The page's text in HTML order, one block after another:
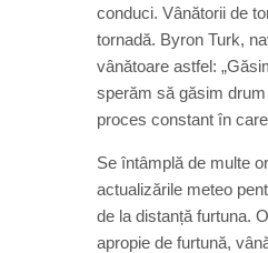
conduci. Vânătorii de
tornadă. Byron Turk,
vânătoare astfel:
sperăm să găsim
proces constant în
Se întâmplă de multe
actualizările meteo
de la distanță furtuna.
apropie de furtună,